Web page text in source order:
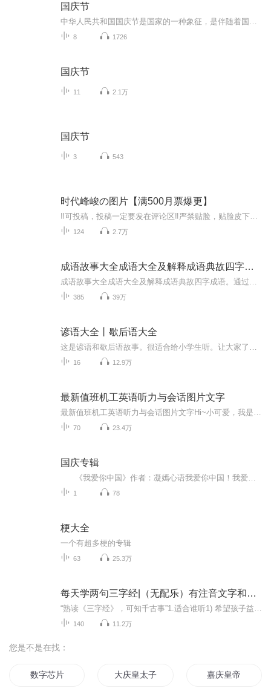
国庆节
8 1726
国庆节
11 2.1万
国庆节
3 543
时代峰峻の图片【满500月票爆更】
124 2.7万
成语故事大全成语大全及解释成语典故四字成语
385 39万
谚语大全丨歇后语大全
16 12.9万
最新值班机工英语听力与会话图片文字
70 23.4万
国庆专辑
1 78
梗大全
一个有超多梗的专辑
63 25.3万
每天学两句三字经|（无配乐）有注音文字和图片
140 11.2万
您是不是在找：
数字芯片 大庆皇太子 嘉庆皇帝